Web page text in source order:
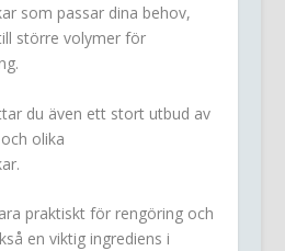
som passar dina behov,
större volymer för
du även ett stort utbud av
olika
praktiskt för rengöring och
en viktig ingrediens i